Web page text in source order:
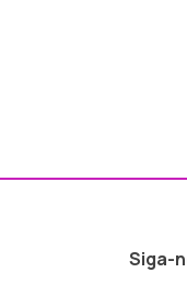
Siga-